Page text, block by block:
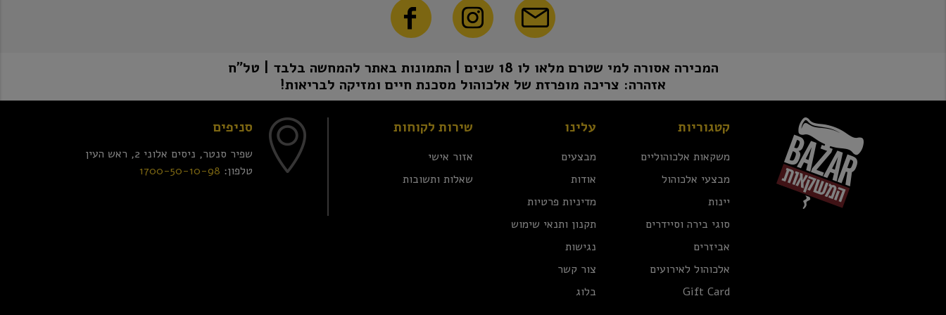
המכירה אסורה למי שטרם מלאו לו 18 שנים | התמונות באתר להמחשה בלבד | טל"ח
אזהרה: צריכה מופרזת של אלכוהול מסכנת חיים ומזיקה לבריאות!
קטגוריות
משקאות אלכוהוליים
מבצעי אלכוהול
יינות
סוגי בירה וסיידרים
אביזרים
אלכוהול לאירועים
Gift Card
עלינו
מבצעים
אודות
מדיניות פרטיות
תקנון ותנאי שימוש
נגישות
צור קשר
בלוג
שירות לקוחות
אזור אישי
שאלות ותשובות
סניפים
שפיר סנטר, ניסים אלוני 2, ראש העין
טלפון: 1700-50-10-98